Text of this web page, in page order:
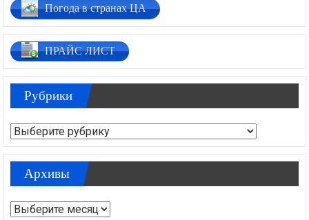
Погода в странах ЦА
ПРАЙС ЛИСТ
Рубрики
Рубрики
Архивы
Архивы